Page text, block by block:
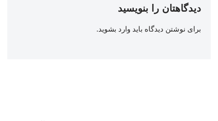
دیدگاهتان را بنویسید
برای نوشتن دیدگاه باید وارد بشوید.